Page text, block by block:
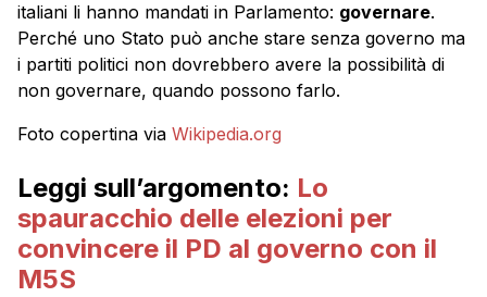
italiani li hanno mandati in Parlamento: governare.
Perché uno Stato può anche stare senza governo ma
i partiti politici non dovrebbero avere la possibilità di
non governare, quando possono farlo.
Foto copertina via Wikipedia.org
Leggi sull’argomento: Lo
spauracchio delle elezioni per
convincere il PD al governo con il
M5S